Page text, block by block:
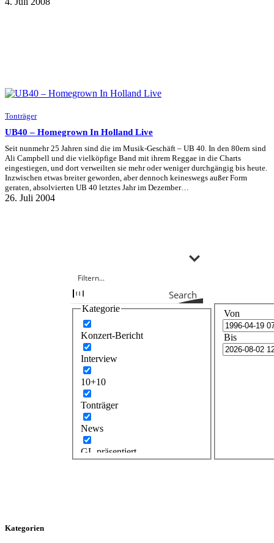
Tonträger
UB40 – Homegrown In Holland Live
Seit nunmehr 25 Jahren sind die im Musik-Geschäft – UB 40. In den 80ern sind
Ali Campbell und die vielköpfige Band mit ihrem Reggae in die Charts
eingestiegen, und dort verweilten sie mehr oder weniger durchgängig bis heute.
Inzwischen etwas breiter geworden, aber dennoch keineswegs außer Form
geraten, absolvierten UB 40 letztes Jahr im Dezember…
26. Juli 2004
Search
Kategorie
Konzert-Bericht
Interview
10+10
Tonträger
News
GL präsentiert
Von
Bis
Kategorien